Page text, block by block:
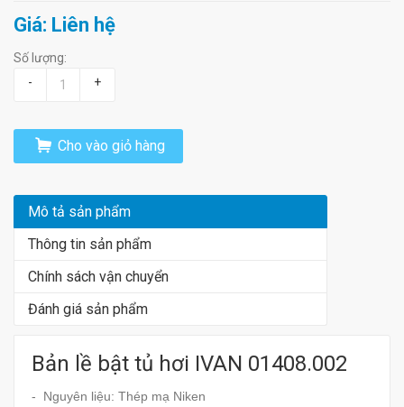
Giá: Liên hệ
Số lượng:
-
+
Cho vào giỏ hàng
Mô tả sản phẩm
Thông tin sản phẩm
Chính sách vận chuyển
Đánh giá sản phẩm
Bản lề bật tủ hơi IVAN 01408.002
- Nguyên liệu: Thép mạ Niken